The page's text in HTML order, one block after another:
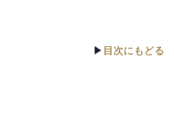
▶ 目次にもどる